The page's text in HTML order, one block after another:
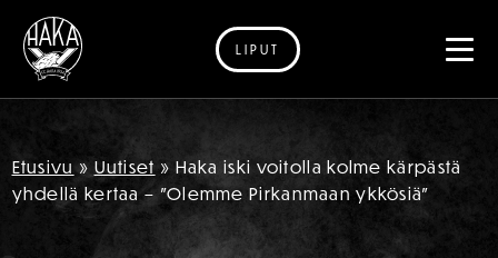
Siirry sisältöön
LIPUT
Etusivu » Uutiset » Haka iski voitolla kolme kärpästä
yhdellä kertaa – ”Olemme Pirkanmaan ykkösiä”